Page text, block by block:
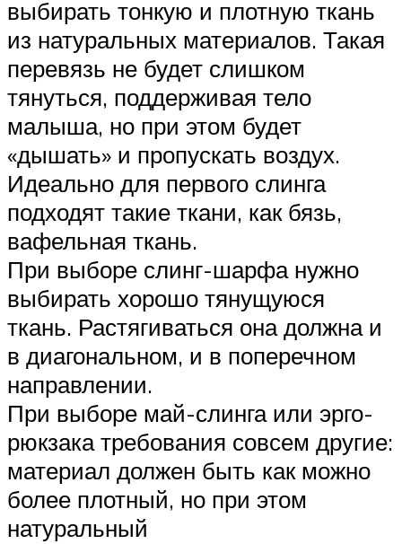
выбирать тонкую и плотную ткань
из натуральных материалов. Такая
перевязь не будет слишком
тянуться, поддерживая тело
малыша, но при этом будет
«дышать» и пропускать воздух.
Идеально для первого слинга
подходят такие ткани, как бязь,
вафельная ткань.
При выборе слинг-шарфа нужно
выбирать хорошо тянущуюся
ткань. Растягиваться она должна и
в диагональном, и в поперечном
направлении.
При выборе май-слинга или эрго-
рюкзака требования совсем другие:
материал должен быть как можно
более плотный, но при этом
натуральный